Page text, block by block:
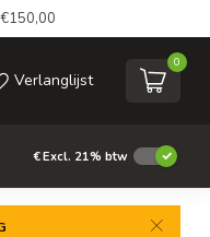
Verlanglijst
0
€Excl. 21% btw